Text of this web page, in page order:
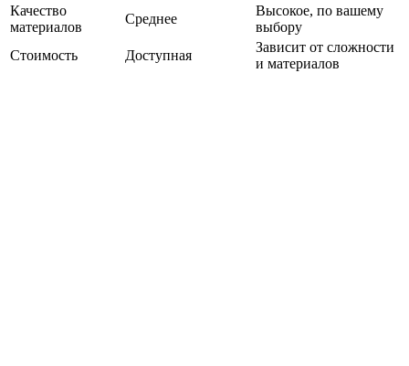
Качество
материалов
Среднее
Высокое, по вашему
выбору
Стоимость
Доступная
Зависит от сложности
и материалов